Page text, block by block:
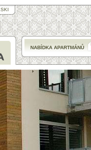
NABÍDKA APARTMÁNŮ